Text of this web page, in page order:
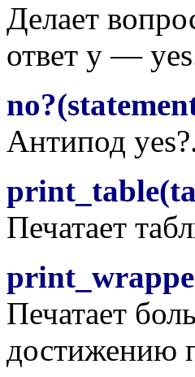
Делает
ответ y —
Антипод
Печатает
Печатает
достижению